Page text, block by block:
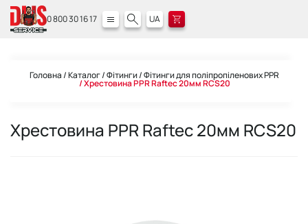
0 800 30 16 17 UA
Головна Каталог Фітинги Фітинги для поліпропіленових PPR
Хрестовина PPR Raftec 20мм RCS20
Хрестовина PPR Raftec 20мм RCS20